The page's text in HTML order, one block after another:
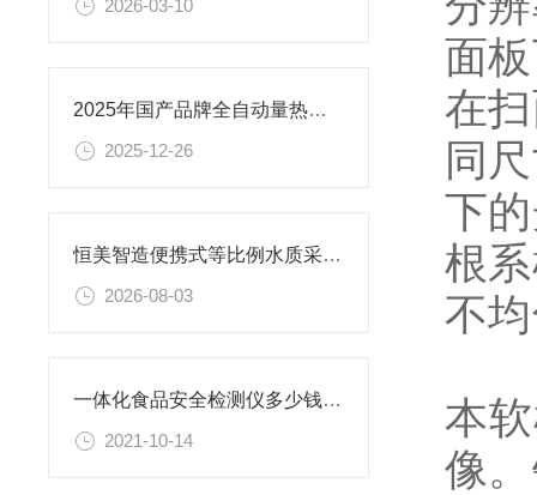
2026-03-10
2025年国产品牌全自动量热仪排行榜出炉 恒美智造超前
2025-12-26
恒美智造便携式等比例水质采样器集成制冷留样，多采样模式可选
2026-08-03
一体化食品安全检测仪多少钱一台@厂家价格
2021-10-14
面
在
同
下
根
不
本
像